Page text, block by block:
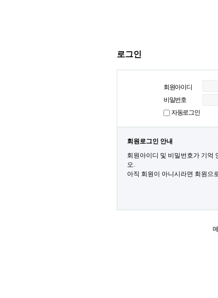
로그인
회원아이디
비밀번호
자동로그인
회원로그인 안내
회원아이디 및 비밀번호가 기억
오.
아직 회원이 아니시라면 회원으